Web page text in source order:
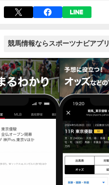
競馬情報ならスポーツナビアプリ